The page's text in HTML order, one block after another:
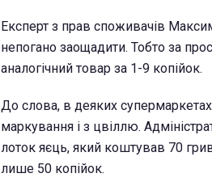
Експерт з прав споживачів
непогано заощадити. Тобто за
аналогічний товар за 1-9 копійок.
До слова, в деяких
маркування і з цвіллю.
лоток яєць, який коштував 70
лише 50 копійок.